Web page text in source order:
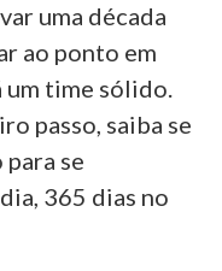
uma década
ao ponto em
um time sólido.
passo, saiba se
se
365 dias no